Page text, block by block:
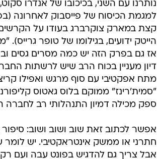
נותרנו עם השני, בכיכובו של אנדרו סקוט,
למגמת הכיסוח של פייסבוק לאחרונה
קצת במארק צוקרברג בעודו על הקרשים
הייטק ידועים, בגילומו של טופר
אז גם בפרק הזה יש כמה מסרים גסים
דיון מעניין בכוח הרב שיש לרשתות
מתח אפקטיבי עם סוף מרגש ואפילו
"סמית'רינז" ממוקם בלוס גאטוס
ספק מכילה דמיון התנהלותי רב לחברה
אפשר לכתוב זאת שוב ושוב ושוב: סיפור
חתרני או ממשק אינטראקטיבי. יש לומר
אבל צריך גם להדגיש בפונט עבה ועם